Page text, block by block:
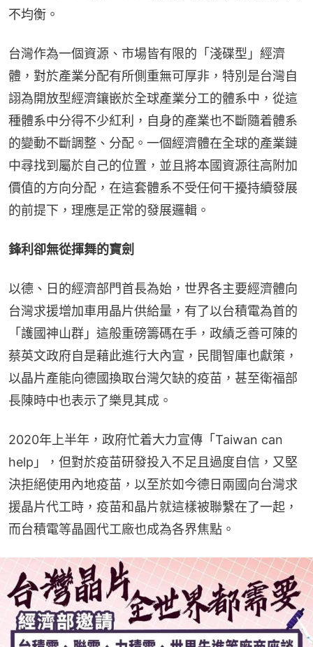
不均衡。
台灣作為一個資源、市場皆有限的「淺碟型」經濟
體，對於產業分配有所側重無可厚非，特別是台灣自
詡為開放型經濟鑲嵌於全球產業分工的體系中，從這
種體系中分得不少紅利，自身的產業也不斷隨着體系
的變動不斷調整、分配。一個經濟體在全球的產業鏈
中尋找到屬於自己的位置，並且將本國資源往高附加
價值的方向分配，在這套體系不受任何干擾持續發展
的前提下，理應是正常的發展邏輯。
鋒利卻無從揮舞的寶劍
以德、日的經濟部門首長為始，世界各主要經濟體向
台灣求援增加車用晶片供給量，有了以台積電為首的
「護國神山群」這般重磅籌碼在手，政績乏善可陳的
蔡英文政府自是藉此進行大內宣，民間智庫也獻策，
以晶片產能向德國換取台灣欠缺的疫苗，甚至衛福部
長陳時中也表示了樂見其成。
2020年上半年，政府忙着大力宣傳「Taiwan can
help」，但對於疫苗研發投入不足且過度自信，又堅
決拒絕使用內地疫苗，以至於如今德日兩國向台灣求
援晶片代工時，疫苗和晶片就這樣被聯繫在了一起，
而台積電等晶圓代工廠也成為各界焦點。